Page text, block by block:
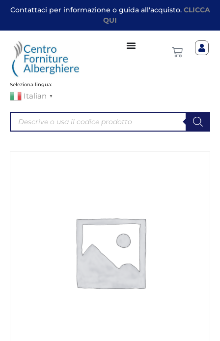
Contattaci per informazione o guida all'acquisto. CLICCA
QUI
Seleziona lingua:
Italian ▼